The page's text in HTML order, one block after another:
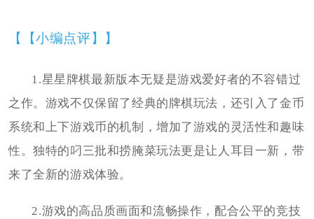
【【小编点评】】
1.星星牌棋最新版本无疑是游戏爱好者的不容错过
之作。游戏不仅保留了经典的牌棋玩法，还引入了金币
系统和上下游戏币的机制，增加了游戏的灵活性和趣味
性。独特的叼三批和捞腌菜玩法更是让人耳目一新，带
来了全新的游戏体验。
2.游戏的高品质画面和流畅操作，配合公平的竞技